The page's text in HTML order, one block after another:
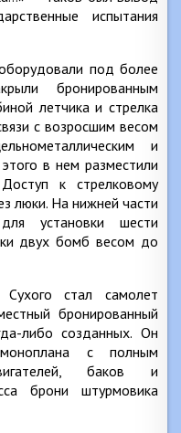
испытания
под более
бронированным
летчика и стрелка
с возросшим весом
и
в нем разместили
к стрелковому
люки. На нижней части
установки шести
двух бомб весом до
стал самолет
бронированный
либо созданных. Он
с полным
баков и
брони штурмовика